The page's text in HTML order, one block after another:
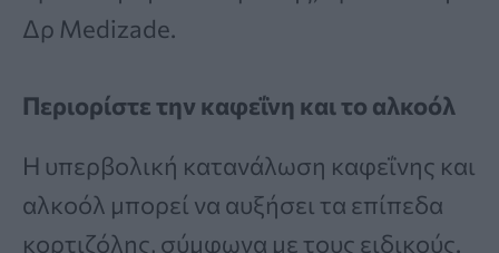
Δρ Medizade.
Περιορίστε την καφεΐνη και το αλκοόλ
Η υπερβολική κατανάλωση καφεΐνης και
αλκοόλ μπορεί να αυξήσει τα επίπεδα
κορτιζόλης, σύμφωνα με τους ειδικούς.